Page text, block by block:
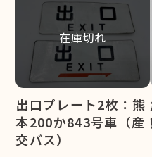
在庫切れ
出口プレート2枚：熊
本200か843号車（産
交バス）